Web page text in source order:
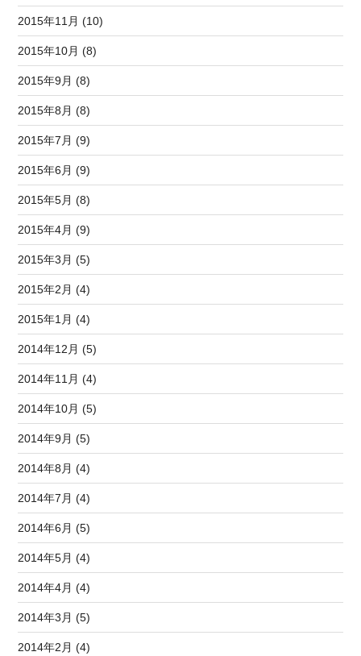
2015年11月 (10)
2015年10月 (8)
2015年9月 (8)
2015年8月 (8)
2015年7月 (9)
2015年6月 (9)
2015年5月 (8)
2015年4月 (9)
2015年3月 (5)
2015年2月 (4)
2015年1月 (4)
2014年12月 (5)
2014年11月 (4)
2014年10月 (5)
2014年9月 (5)
2014年8月 (4)
2014年7月 (4)
2014年6月 (5)
2014年5月 (4)
2014年4月 (4)
2014年3月 (5)
2014年2月 (4)